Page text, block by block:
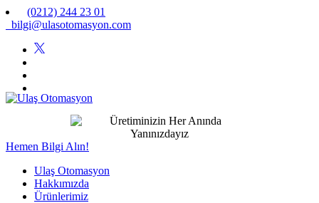
(0212) 244 23 01
bilgi@ulasotomasyon.com
Hemen Bilgi Alın!
Ulaş Otomasyon
Hakkımızda
Ürünlerimiz